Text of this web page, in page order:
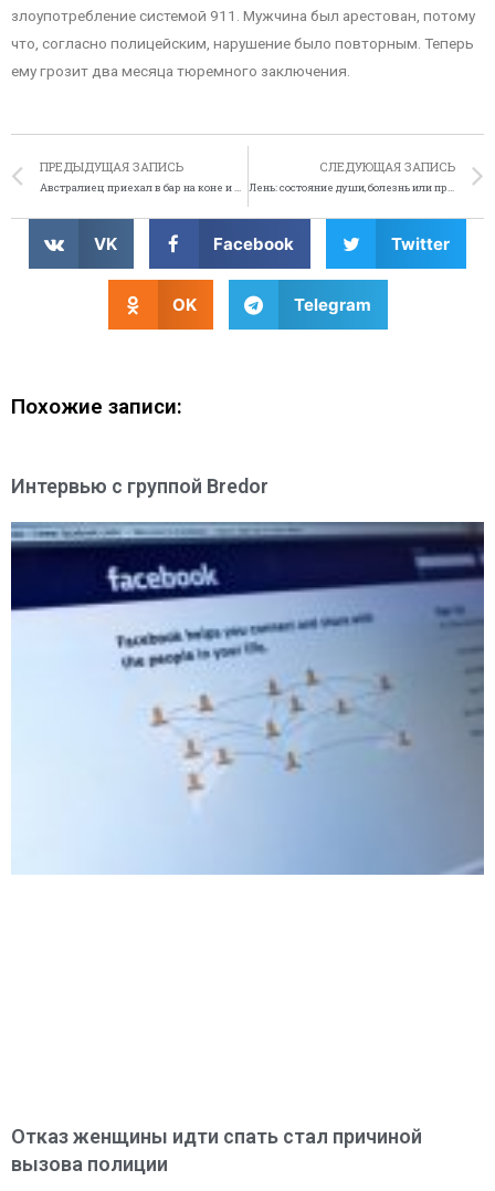
злоупотребление системой 911. Мужчина был арестован, потому
что, согласно полицейским, нарушение было повторным. Теперь
ему грозит два месяца тюремного заключения.
ПРЕДЫДУЩАЯ ЗАПИСЬ
Австралиец приехал в бар на коне и почти без одежды
СЛЕДУЮЩАЯ ЗАПИСЬ
Лень: состояние души, болезнь или проклятие?
VK Facebook Twitter
OK Telegram
Похожие записи:
Интервью с группой Bredor
Отказ женщины идти спать стал причиной
вызова полиции